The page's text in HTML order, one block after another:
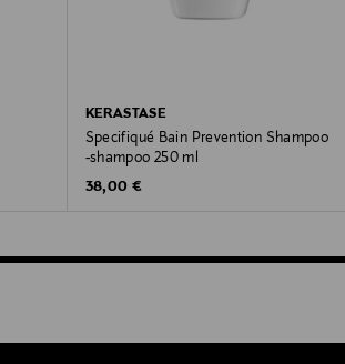
KERASTASE
Specifiqué Bain Prevention Shampoo
-shampoo 250 ml
Original Price
38,00 €